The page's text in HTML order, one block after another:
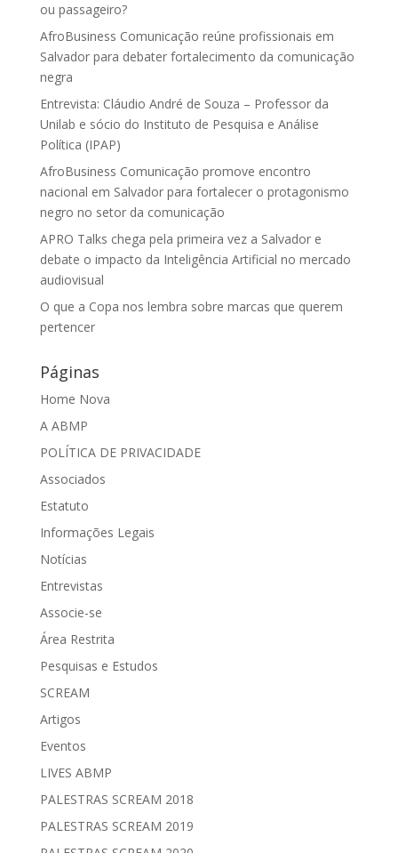
ou passageiro?
AfroBusiness Comunicação reúne profissionais em
Salvador para debater fortalecimento da comunicação
negra
Entrevista: Cláudio André de Souza – Professor da
Unilab e sócio do Instituto de Pesquisa e Análise
Política (IPAP)
AfroBusiness Comunicação promove encontro
nacional em Salvador para fortalecer o protagonismo
negro no setor da comunicação
APRO Talks chega pela primeira vez a Salvador e
debate o impacto da Inteligência Artificial no mercado
audiovisual
O que a Copa nos lembra sobre marcas que querem
pertencer
Páginas
Home Nova
A ABMP
POLÍTICA DE PRIVACIDADE
Associados
Estatuto
Informações Legais
Notícias
Entrevistas
Associe-se
Área Restrita
Pesquisas e Estudos
SCREAM
Artigos
Eventos
LIVES ABMP
PALESTRAS SCREAM 2018
PALESTRAS SCREAM 2019